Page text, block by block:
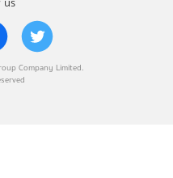
Company Limited.